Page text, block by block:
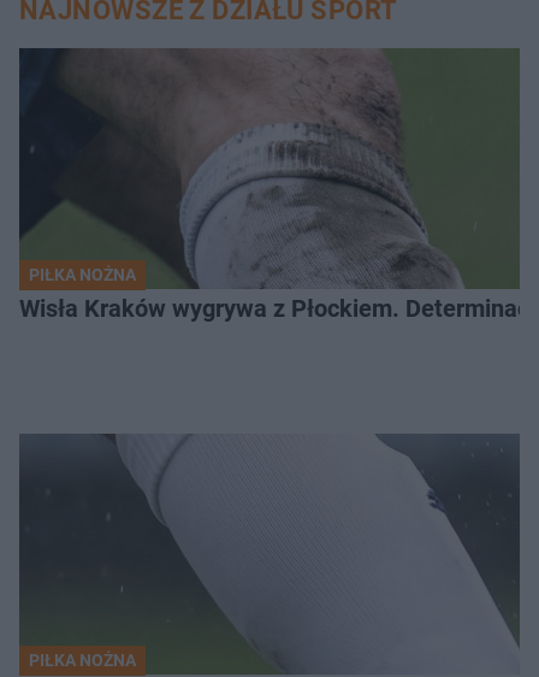
NAJNOWSZE Z DZIAŁU SPORT
PIŁKA NOŻNA
Wisła Kraków wygrywa z Płockiem.
PIŁKA NOŻNA